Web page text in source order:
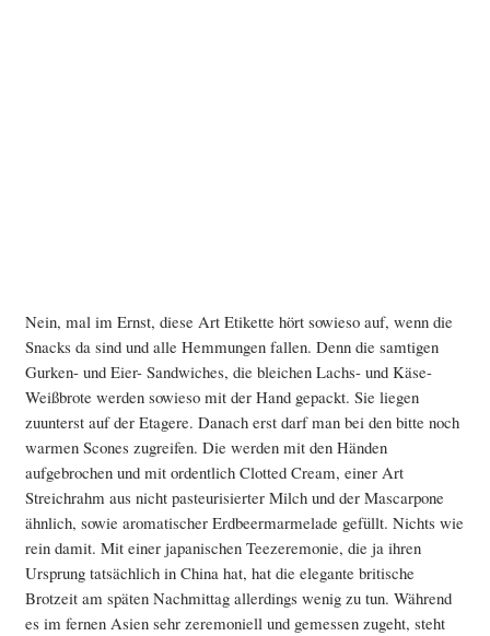
Nein, mal im Ernst, diese Art Etikette hört sowieso auf, wenn die
Snacks da sind und alle Hemmungen fallen. Denn die samtigen
Gurken- und Eier- Sandwiches, die bleichen Lachs- und Käse-
Weißbrote werden sowieso mit der Hand gepackt. Sie liegen
zuunterst auf der Etagere. Danach erst darf man bei den bitte noch
warmen Scones zugreifen. Die werden mit den Händen
aufgebrochen und mit ordentlich Clotted Cream, einer Art
Streichrahm aus nicht pasteurisierter Milch und der Mascarpone
ähnlich, sowie aromatischer Erdbeermarmelade gefüllt. Nichts wie
rein damit. Mit einer japanischen Teezeremonie, die ja ihren
Ursprung tatsächlich in China hat, hat die elegante britische
Brotzeit am späten Nachmittag allerdings wenig zu tun. Während
es im fernen Asien sehr zeremoniell und gemessen zugeht, steht